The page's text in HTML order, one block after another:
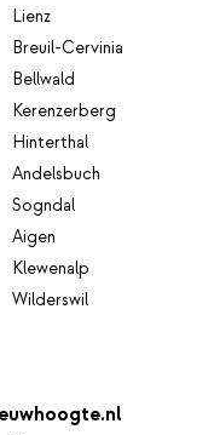
Lienz
Breuil-Cervinia
Bellwald
Kerenzerberg
Hinterthal
Andelsbuch
Sogndal
Aigen
Klewenalp
Wilderswil